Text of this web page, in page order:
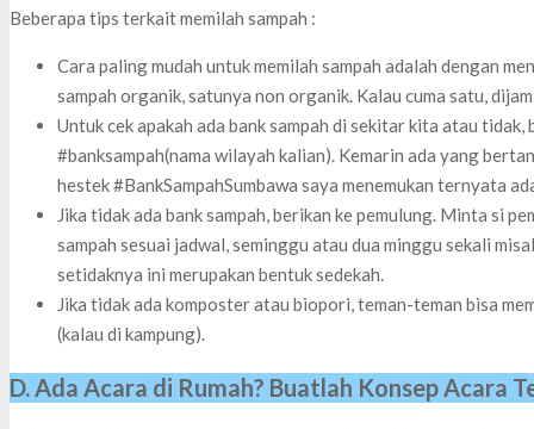
Beberapa tips terkait memilah sampah :
Cara paling mudah untuk memilah sampah adalah dengan
sampah organik, satunya non organik. Kalau cuma satu,
Untuk cek apakah ada bank sampah di sekitar kita atau
#banksampah(nama wilayah kalian). Kemarin ada yang
hestek #BankSampahSumbawa saya menemukan ternyata
Jika tidak ada bank sampah, berikan ke pemulung. Minta si
sampah sesuai jadwal, seminggu atau dua minggu sekali
setidaknya ini merupakan bentuk sedekah.
Jika tidak ada komposter atau biopori, teman-teman bisa
(kalau di kampung).
D. Ada Acara di Rumah? Buatlah Konsep Acara